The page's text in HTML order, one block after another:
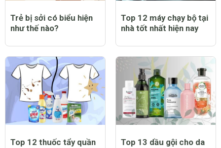
Trẻ bị sởi có biểu hiện
như thế nào?
Top 12 máy chạy bộ tại
nhà tốt nhất hiện nay
Top 12 thuốc tẩy quần
Top 13 dầu gội cho da